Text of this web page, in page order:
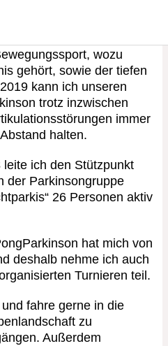
und aufgewachsen im
ich im Mai 2010
wozu
gehört, sowie der tiefen
kann ich unseren
trotz inzwischen
immer
halten.
ich den Stützpunkt
der Parkinsongruppe
26 Personen aktiv
hat mich von
deshalb nehme ich auch
Turnieren teil.
fahre gerne in die
zu
Außerdem